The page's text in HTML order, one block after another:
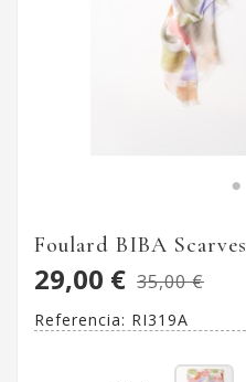
Foulard BIBA Scarves
29,00 € 35,00 €
Referencia: RI319A